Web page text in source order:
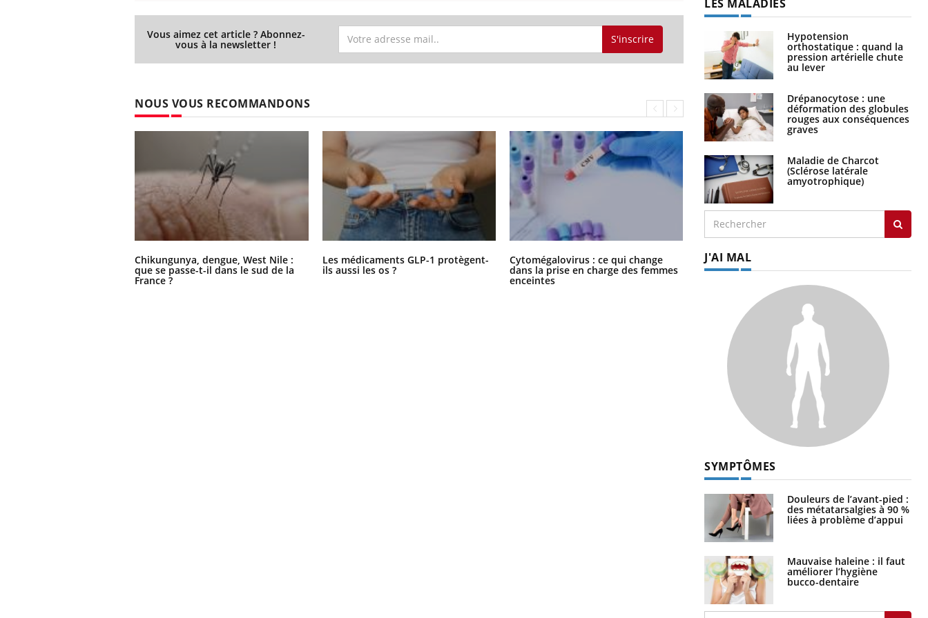
Vous aimez cet article ? Abonnez-
vous à la newsletter ! S'inscrire
NOUS VOUS RECOMMANDONS
Chikungunya, dengue, West Nile :
que se passe-t-il dans le sud de la
France ?
Les médicaments GLP-1 protègent-
ils aussi les os ?
Cytomégalovirus : ce qui change
dans la prise en charge des femmes
enceintes
La sieste empêche-t-elle de dormir
la nuit ?
LES MALADIES
Hypotension
orthostatique : quand la
pression artérielle chute
au lever
Drépanocytose : une
déformation des globules
rouges aux conséquences
graves
Maladie de Charcot
(Sclérose latérale
amyotrophique)
J'AI MAL
SYMPTÔMES
Douleurs de l’avant-pied :
des métatarsalgies à 90 %
liées à problème d’appui
Mauvaise haleine : il faut
améliorer l’hygiène
bucco-dentaire